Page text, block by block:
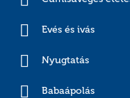
Evés és ivás
Nyugtatás
Babaápolás